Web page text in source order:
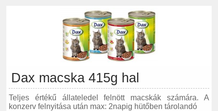
Dax macska 415g hal
Teljes értékű állateledel felnött macskák számára. A
konzerv felnyitása után max: 2napig hütőben tárolandó